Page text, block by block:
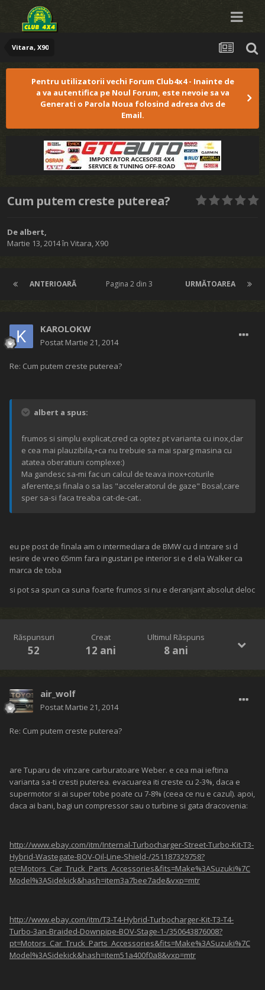
Vitara, X90
Pentru utilizatorii vechi Forum Club4x4 - Inainte de
a va autentifica pe Noul Forum, este nevoie sa va
Generati o Parola Noua folosind adresa dvs de
Email.
Cum putem creste puterea?
De albert,
Martie 13, 2014în Vitara, X90
ANTERIOARĂ URMĂTOAREA
Pagina 2 din 3
KAROLOKW
Postat Martie 21, 2014
Re: Cum putem creste puterea?
albert a spus:
frumos si simplu explicat,cred ca optez pt varianta cu inox,clar
e cea mai plauzibila,+ca nu trebuie sa mai sparg masina cu
atatea oberatiuni complexe:)
Ma gandesc sa-mi fac un calcul de teava inox+coturile
aferente,si finala o sa las "acceleratorul de gaze" Bosal,care
sper sa-si faca treaba cat-de-cat..
eu pe post de finala am o intermediara de BMW cu d intrare si d
iesire de vreo 65mm fara ingustari pe interior si e d ela Walker ca
marca de toba
si pot sa spun ca suna foarte frumos si nu e deranjant absolut deloc
Răspunsuri
52
Creat
12 ani
Ultimul Răspuns
8 ani
air_wolf
Postat Martie 21, 2014
Re: Cum putem creste puterea?
are Tuparu de vinzare carburatoare Weber. e cea mai ieftina
varianta sa-ti cresti puterea. evacuarea iti creste cu 2-3%, daca e
supermotor si ai super tobe poate cu 7-8% (ceea ce nu e cazul). apoi,
daca ai bani, bagi un compressor sau o turbine si gata dracovenia:
http://www.ebay.com/itm/Internal-Turbocharger-Street-Turbo-Kit-T3-
Hybrid-Wastegate-BOV-Oil-Line-Shield-/251187329758?
pt=Motors_Car_Truck_Parts_Accessories&fits=Make%3ASuzuki%7C
Model%3ASidekick&hash=item3a7bee7ade&vxp=mtr
http://www.ebay.com/itm/T3-T4-Hybrid-Turbocharger-Kit-T3-T4-
Turbo-3an-Braided-Downpipe-BOV-Stage-1-/350643876008?
pt=Motors_Car_Truck_Parts_Accessories&fits=Make%3ASuzuki%7C
Model%3ASidekick&hash=item51a400f0a8&vxp=mtr